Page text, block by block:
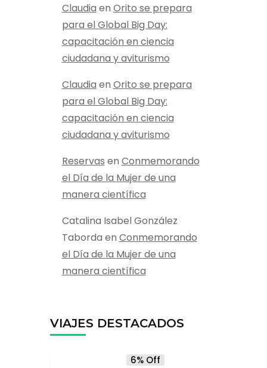
Claudia en Orito se prepara
para el Global Big Day:
capacitación en ciencia
ciudadana y aviturismo
Claudia en Orito se prepara
para el Global Big Day:
capacitación en ciencia
ciudadana y aviturismo
Reservas en Conmemorando
el Día de la Mujer de una
manera científica
Catalina Isabel González
Taborda en Conmemorando
el Día de la Mujer de una
manera científica
VIAJES DESTACADOS
6% Off